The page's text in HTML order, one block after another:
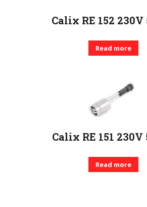
Calix RE 152 230V
Read more
Calix RE 151 230V
Read more